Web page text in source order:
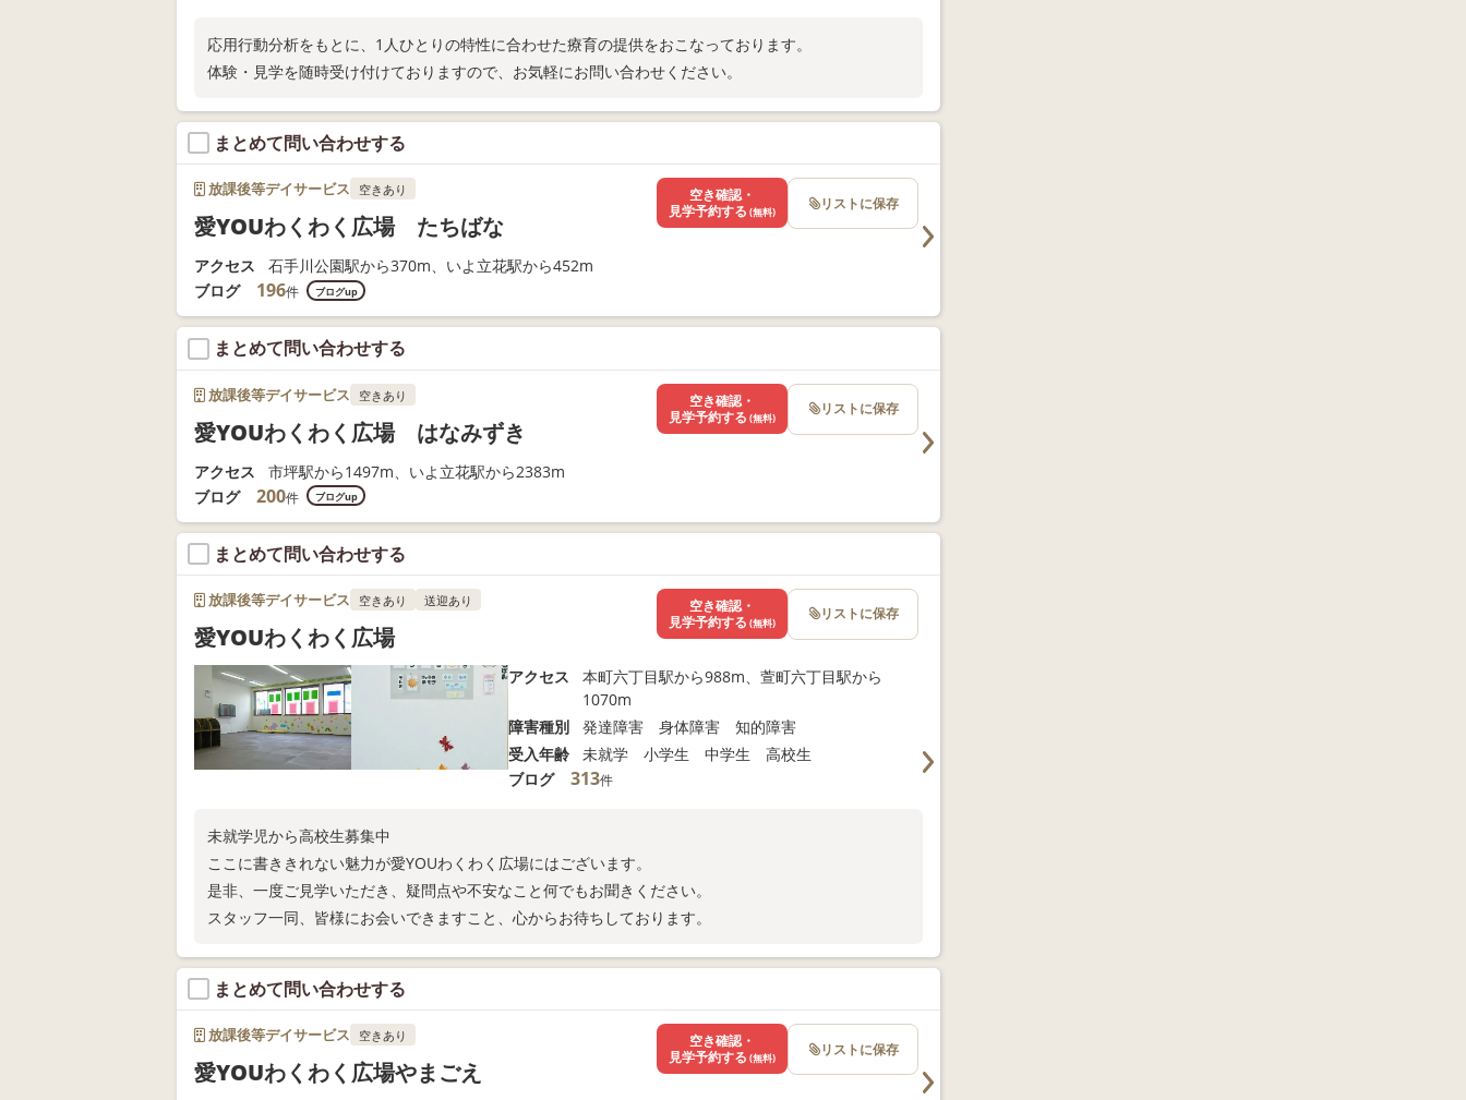
応用行動分析をもとに、1人ひとりの特性に合わせた療育の提供をおこなっております。
体験・見学を随時受け付けておりますので、お気軽にお問い合わせください。
まとめて問い合わせする
放課後等デイサービス 空きあり
愛YOUわくわく広場 たちばな
アクセス
石手川公園駅から370m、いよ立花駅から452m
ブログ
196件 ブログup
空き確認・
見学予約する (無料) リストに保存
まとめて問い合わせする
放課後等デイサービス 空きあり
愛YOUわくわく広場 はなみずき
アクセス
市坪駅から1497m、いよ立花駅から2383m
ブログ
200件 ブログup
空き確認・
見学予約する (無料) リストに保存
まとめて問い合わせする
放課後等デイサービス 空きあり 送迎あり
愛YOUわくわく広場
アクセス
本町六丁目駅から988m、萱町六丁目駅から
1070m
障害種別
発達障害 身体障害 知的障害
受入年齢
未就学 小学生 中学生 高校生
ブログ
313件
未就学児から高校生募集中
ここに書ききれない魅力が愛YOUわくわく広場にはございます。
是非、一度ご見学いただき、疑問点や不安なこと何でもお聞きください。
スタッフ一同、皆様にお会いできますこと、心からお待ちしております。
空き確認・
見学予約する (無料) リストに保存
まとめて問い合わせする
放課後等デイサービス 空きあり
愛YOUわくわく広場やまごえ
空き確認・
見学予約する (無料) リストに保存